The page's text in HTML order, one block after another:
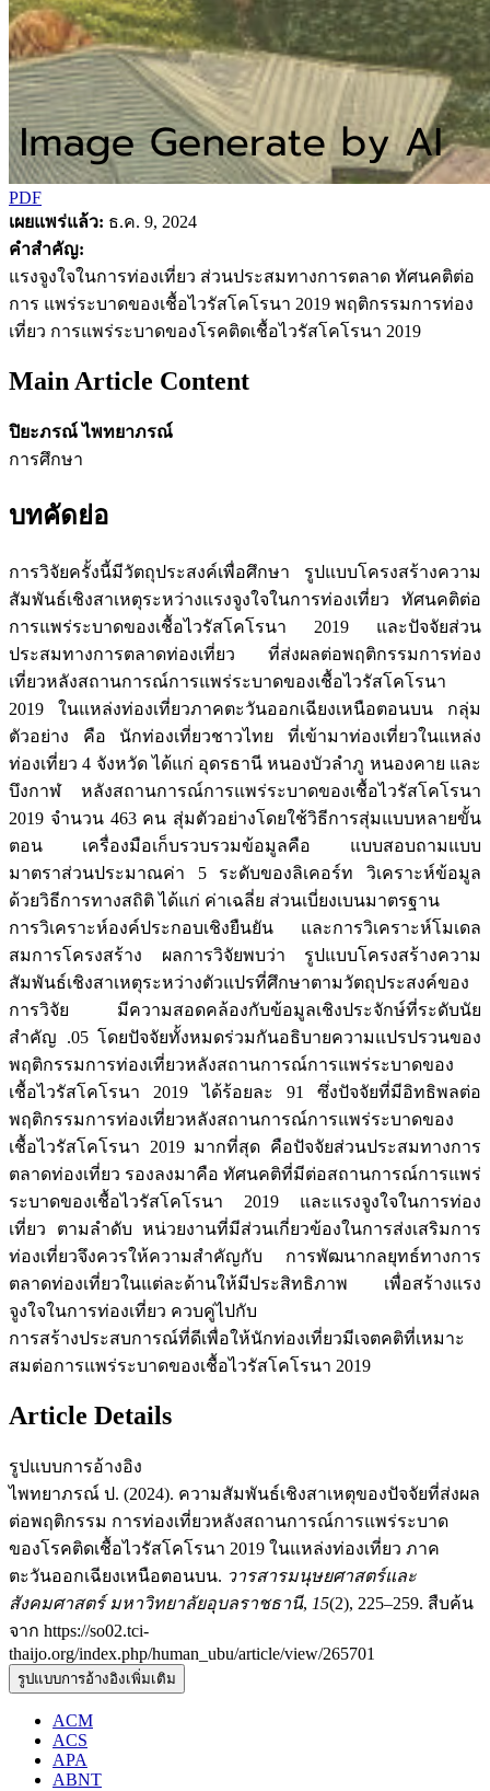
PDF
เผยแพร่แล้ว: ธ.ค. 9, 2024
คำสำคัญ:
แรงจูงใจในการท่องเที่ยว ส่วนประสมทางการตลาด ทัศนคติต่อ
การ แพร่ระบาดของเชื้อไวรัสโคโรนา 2019 พฤติกรรมการท่อง
เที่ยว การแพร่ระบาดของโรคติดเชื้อไวรัสโคโรนา 2019
Main Article Content
ปิยะภรณ์ ไพทยาภรณ์
การศึกษา
บทคัดย่อ
การวิจัยครั้งนี้มีวัตถุประสงค์เพื่อศึกษา รูปแบบโครงสร้างความ
สัมพันธ์เชิงสาเหตุระหว่างแรงจูงใจในการท่องเที่ยว ทัศนคติต่อ
การแพร่ระบาดของเชื้อไวรัสโคโรนา 2019 และปัจจัยส่วน
ประสมทางการตลาดท่องเที่ยว ที่ส่งผลต่อพฤติกรรมการท่อง
เที่ยวหลังสถานการณ์การแพร่ระบาดของเชื้อไวรัสโคโรนา
2019 ในแหล่งท่องเที่ยวภาคตะวันออกเฉียงเหนือตอนบน กลุ่ม
ตัวอย่าง คือ นักท่องเที่ยวชาวไทย ที่เข้ามาท่องเที่ยวในแหล่ง
ท่องเที่ยว 4 จังหวัด ได้แก่ อุดรธานี หนองบัวลำภู หนองคาย และ
บึงกาฬ หลังสถานการณ์การแพร่ระบาดของเชื้อไวรัสโคโรนา
2019 จำนวน 463 คน สุ่มตัวอย่างโดยใช้วิธีการสุ่มแบบหลายขั้น
ตอน เครื่องมือเก็บรวบรวมข้อมูลคือ แบบสอบถามแบบ
มาตราส่วนประมาณค่า 5 ระดับของลิเคอร์ท วิเคราะห์ข้อมูล
ด้วยวิธีการทางสถิติ ได้แก่ ค่าเฉลี่ย ส่วนเบี่ยงเบนมาตรฐาน
การวิเคราะห์องค์ประกอบเชิงยืนยัน และการวิเคราะห์โมเดล
สมการโครงสร้าง ผลการวิจัยพบว่า รูปแบบโครงสร้างความ
สัมพันธ์เชิงสาเหตุระหว่างตัวแปรที่ศึกษาตามวัตถุประสงค์ของ
การวิจัย มีความสอดคล้องกับข้อมูลเชิงประจักษ์ที่ระดับนัย
สำคัญ .05 โดยปัจจัยทั้งหมดร่วมกันอธิบายความแปรปรวนของ
พฤติกรรมการท่องเที่ยวหลังสถานการณ์การแพร่ระบาดของ
เชื้อไวรัสโคโรนา 2019 ได้ร้อยละ 91 ซึ่งปัจจัยที่มีอิทธิพลต่อ
พฤติกรรมการท่องเที่ยวหลังสถานการณ์การแพร่ระบาดของ
เชื้อไวรัสโคโรนา 2019 มากที่สุด คือปัจจัยส่วนประสมทางการ
ตลาดท่องเที่ยว รองลงมาคือ ทัศนคติที่มีต่อสถานการณ์การแพร่
ระบาดของเชื้อไวรัสโคโรนา 2019 และแรงจูงใจในการท่อง
เที่ยว ตามลำดับ หน่วยงานที่มีส่วนเกี่ยวข้องในการส่งเสริมการ
ท่องเที่ยวจึงควรให้ความสำคัญกับ การพัฒนากลยุทธ์ทางการ
ตลาดท่องเที่ยวในแต่ละด้านให้มีประสิทธิภาพ เพื่อสร้างแรง
จูงใจในการท่องเที่ยว ควบคู่ไปกับ
การสร้างประสบการณ์ที่ดีเพื่อให้นักท่องเที่ยวมีเจตคติที่เหมาะ
สมต่อการแพร่ระบาดของเชื้อไวรัสโคโรนา 2019
Article Details
รูปแบบการอ้างอิง
ไพทยาภรณ์ ป. (2024). ความสัมพันธ์เชิงสาเหตุของปัจจัยที่ส่งผล
ต่อพฤติกรรม การท่องเที่ยวหลังสถานการณ์การแพร่ระบาด
ของโรคติดเชื้อไวรัสโคโรนา 2019 ในแหล่งท่องเที่ยว ภาค
ตะวันออกเฉียงเหนือตอนบน. วารสารมนุษยศาสตร์และ
สังคมศาสตร์ มหาวิทยาลัยอุบลราชธานี, 15(2), 225–259. สืบค้น
จาก https://so02.tci-
thaijo.org/index.php/human_ubu/article/view/265701
รูปแบบการอ้างอิงเพิ่มเติม
ACM
ACS
APA
ABNT